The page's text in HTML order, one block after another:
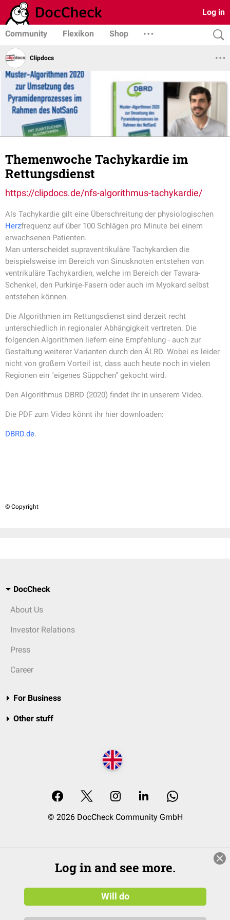
Log in
Community Flexikon Shop
Clipdocs
Themenwoche Tachykardie im
Rettungsdienst
https://clipdocs.de/nfs-algorithmus-tachykardie/
Als Tachykardie gilt eine Überschreitung der physiologischen
Herzfrequenz auf über 100 Schlägen pro Minute bei einem
erwachsenen Patienten.
Man unterscheidet supraventrikuläre Tachykardien die
beispielsweise im Bereich von Sinusknoten entstehen von
ventrikuläre Tachykardien, welche im Bereich der Tawara-
Schenkel, den Purkinje-Fasern oder auch im Myokard selbst
entstehen können.
Die Algorithmen im Rettungsdienst sind derzeit recht
unterschiedlich in regionaler Abhängigkeit vertreten. Die
folgenden Algorithmen liefern eine Empfehlung - auch zur
Gestaltung weiterer Varianten durch den ÄLRD. Wobei es leider
nicht von großem Vorteil ist, dass auch heute noch in vielen
Regionen ein "eigenes Süppchen" gekocht wird.
Den Algorithmus DBRD (2020) findet ihr in unserem Video.
Die PDF zum Video könnt ihr hier downloaden:
DBRD.de.
© Copyright
DocCheck
About Us
Investor Relations
Press
Career
For Business
Other stuff
© 2026 DocCheck Community GmbH
Log in and see more.
Will do